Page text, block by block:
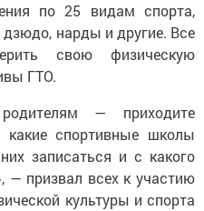
по 25 видам спорта,
нарды и другие. Все
свою физическую
ГТО.
— приходите
спортивные школы
записаться и с какого
— призвал всех к участию
культуры и спорта